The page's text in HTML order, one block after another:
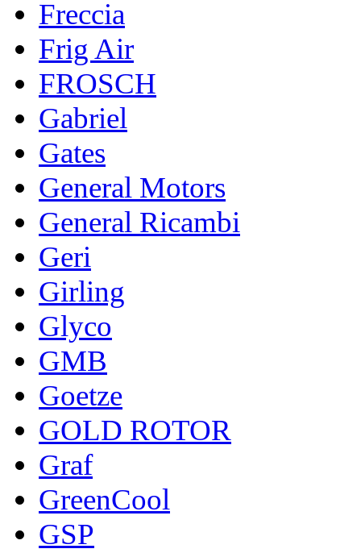
Freccia
Frig Air
FROSCH
Gabriel
Gates
General Motors
General Ricambi
Geri
Girling
Glyco
GMB
Goetze
GOLD ROTOR
Graf
GreenCool
GSP